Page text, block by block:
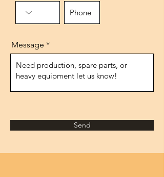
Message
Send